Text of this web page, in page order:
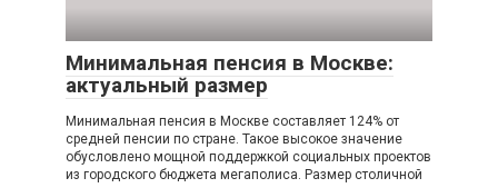
Минимальная пенсия в Москве:
актуальный размер
Минимальная пенсия в Москве составляет 124% от
средней пенсии по стране. Такое высокое значение
обусловлено мощной поддержкой социальных проектов
из городского бюджета мегаполиса. Размер столичной